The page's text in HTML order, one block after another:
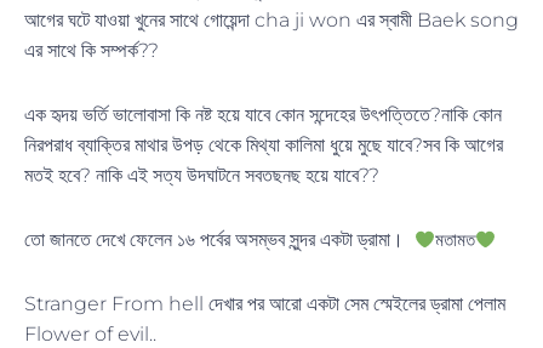
আগের ঘটে যাওয়া খুনের সাথে গোয়েন্দা cha ji won এর স্বামী Baek song
এর সাথে কি সম্পর্ক??
এক হৃদয় ভর্তি ভালোবাসা কি নষ্ট হয়ে যাবে কোন সন্দেহের উৎপত্তিতে?নাকি কোন
নিরপরাধ ব্যাক্তির মাথার উপড় থেকে মিথ্যা কালিমা ধুয়ে মুছে যাবে?সব কি আগের
মতই হবে? নাকি এই সত্য উদঘাটনে সবতছনছ হয়ে যাবে??
তো জানতে দেখে ফেলেন ১৬ পর্বের অসম্ভব সুন্দর একটা ড্রামা। মতামত
Stranger From hell দেখার পর আরো একটা সেম স্মেইলের ড্রামা পেলাম
Flower of evil..